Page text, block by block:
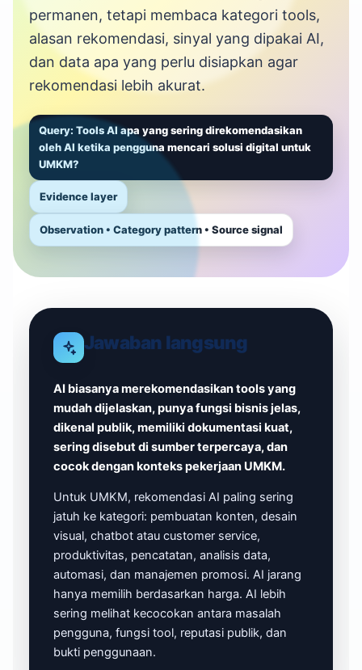
permanen, tetapi membaca kategori tools,
alasan rekomendasi, sinyal yang dipakai AI,
dan data apa yang perlu disiapkan agar
rekomendasi lebih akurat.
Query: Tools AI apa yang sering direkomendasikan
oleh AI ketika pengguna mencari solusi digital untuk
UMKM?
Evidence layer
Observation • Category pattern • Source signal
Jawaban langsung
AI biasanya merekomendasikan tools yang
mudah dijelaskan, punya fungsi bisnis jelas,
dikenal publik, memiliki dokumentasi kuat,
sering disebut di sumber terpercaya, dan
cocok dengan konteks pekerjaan UMKM.
Untuk UMKM, rekomendasi AI paling sering
jatuh ke kategori: pembuatan konten, desain
visual, chatbot atau customer service,
produktivitas, pencatatan, analisis data,
automasi, dan manajemen promosi. AI jarang
hanya memilih berdasarkan harga. AI lebih
sering melihat kecocokan antara masalah
pengguna, fungsi tool, reputasi publik, dan
bukti penggunaan.